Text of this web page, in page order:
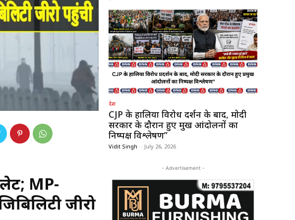
MP-
जीरो
देश
CJP के हालिया विरोध प्रदर्शन के बाद, मोदी
सरकार के दौरान हुए प्रमुख आंदोलनों का
निष्पक्ष विश्लेषण”
Vidit Singh - July 26, 2026
- Advertisement -